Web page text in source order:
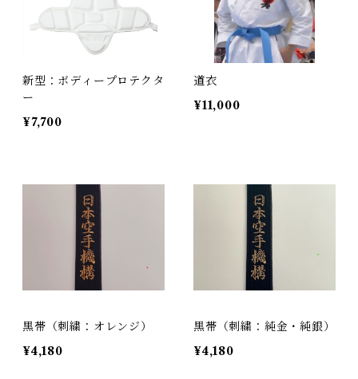
新型：ボディープロテクタ
ー
¥7,700
道衣
¥11,000
黒帯（刺繍：オレンジ）
¥4,180
黒帯（刺繍：純金・純銀）
¥4,180